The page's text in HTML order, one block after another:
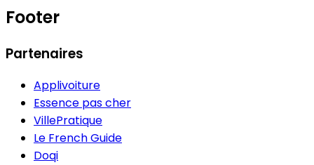
Footer
Partenaires
Applivoiture
Essence pas cher
VillePratique
Le French Guide
Doqi